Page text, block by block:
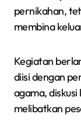
pernikahan,
membina
Kegiatan
diisi dengan
agama,
melibatkan